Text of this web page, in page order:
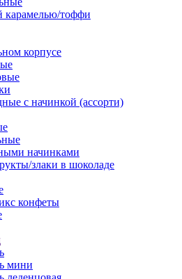
карамелью/тоффи
корпусе
с начинкой (ассорти)
начинками
злаки в шоколаде
конфеты
мини